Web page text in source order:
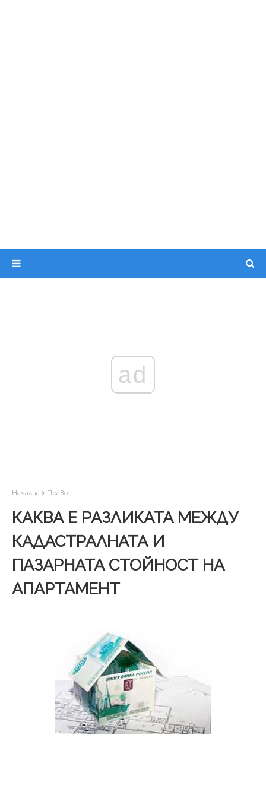
ad
Начална Право
КАКВА Е РАЗЛИКАТА МЕЖДУ
КАДАСТРАЛНАТА И
ПАЗАРНАТА СТОЙНОСТ НА
АПАРТАМЕНТ